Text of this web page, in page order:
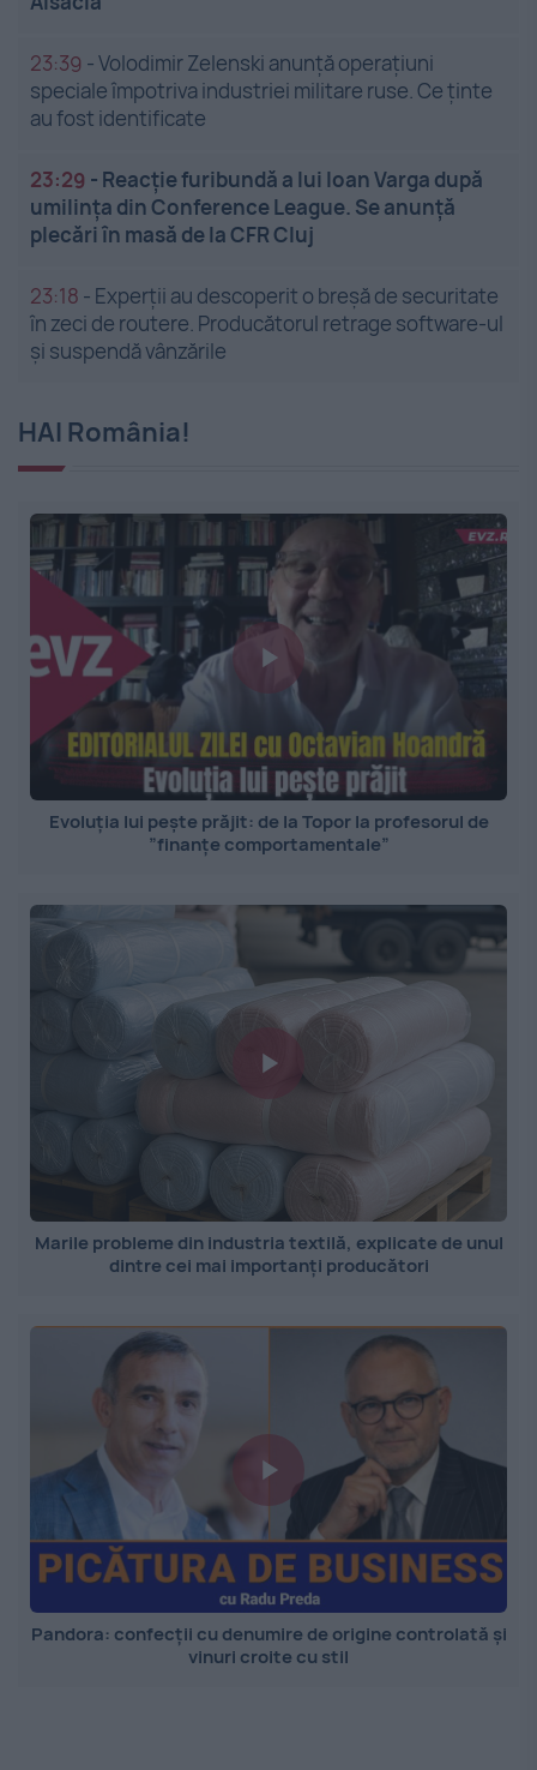
23:39 -Volodimir Zelenski anunță operațiuni
speciale împotriva industriei militare ruse. Ce ținte
au fost identificate
23:29 - Reacție furibundă a lui Ioan Varga după
umilința din Conference League. Se anunță
plecări în masă de la CFR Cluj
23:18 - Experții au descoperit o breșă de securitate
în zeci de routere. Producătorul retrage software-ul
și suspendă vânzările
HAI România!
Evoluția lui pește prăjit: de la Topor la profesorul de
”finanțe comportamentale”
Marile probleme din industria textilă, explicate de unul
dintre cei mai importanți producători
Pandora: confecții cu denumire de origine controlată și
vinuri croite cu stil